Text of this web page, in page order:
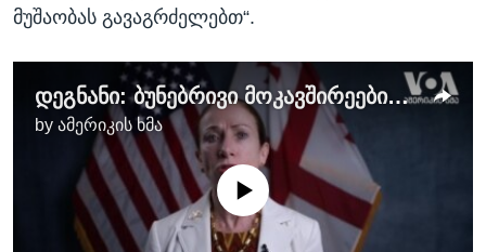
მუშაობას გავაგრძელებთ“.
დეგნანი: ბუნებრივი მოკავშირეებისგან საქართველოს დაშორება მხოლოდ ვიწრო ინტერესებს ემსახურება
by ამერიკის ხმა
No media source currently available